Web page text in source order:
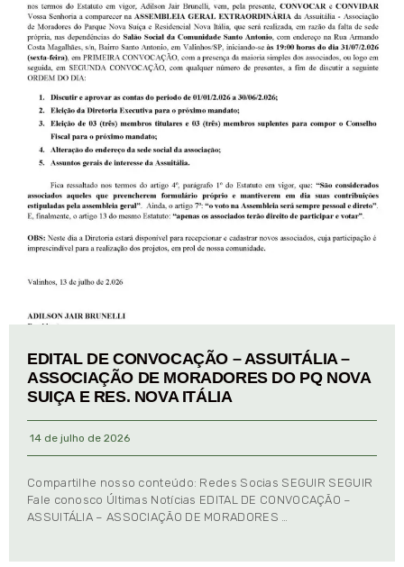
EDITAL DE CONVOCAÇÃO – ASSUITÁLIA –
ASSOCIAÇÃO DE MORADORES DO PQ NOVA
SUIÇA E RES. NOVA ITÁLIA
14 de julho de 2026
Compartilhe nosso conteúdo: Redes Socias SEGUIR SEGUIR
Fale conosco Últimas Notícias EDITAL DE CONVOCAÇÃO –
ASSUITÁLIA – ASSOCIAÇÃO DE MORADORES …